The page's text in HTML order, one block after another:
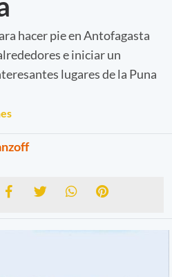
hacer pie en Antofagasta
e iniciar un
lugares de la Puna